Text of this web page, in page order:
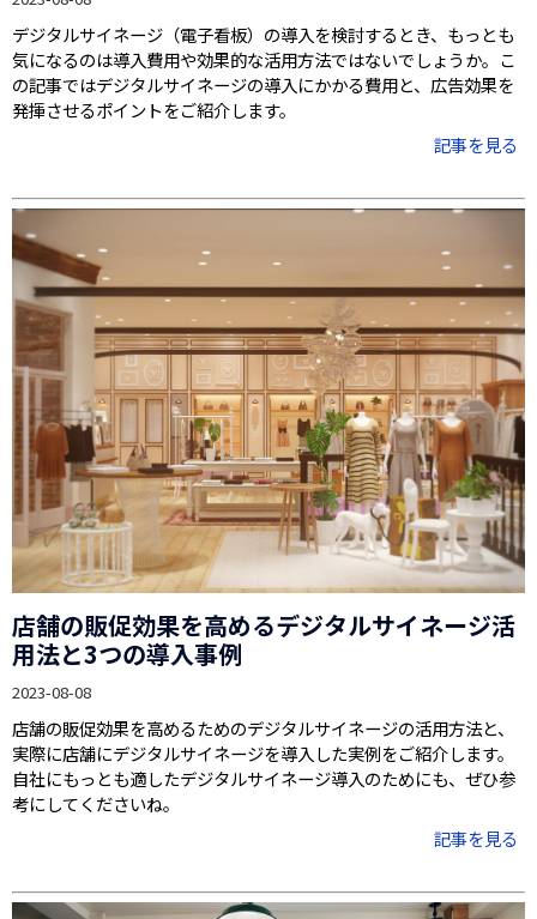
デジタルサイネージ（電子看板）の導入を検討するとき、もっとも
気になるのは導入費用や効果的な活用方法ではないでしょうか。こ
の記事ではデジタルサイネージの導入にかかる費用と、広告効果を
発揮させるポイントをご紹介します。
記事を見る
店舗の販促効果を高めるデジタルサイネージ活
用法と3つの導入事例
2023-08-08
店舗の販促効果を高めるためのデジタルサイネージの活用方法と、
実際に店舗にデジタルサイネージを導入した実例をご紹介します。
自社にもっとも適したデジタルサイネージ導入のためにも、ぜひ参
考にしてくださいね。
記事を見る